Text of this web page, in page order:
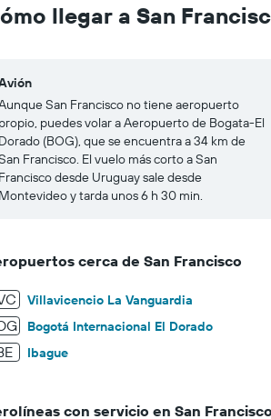
llegar a San
San Francisco no tiene aeropuerto
propio, puedes volar a Aeropuerto de Bogata-El
Dorado (BOG), que se encuentra a 34 km de
Francisco. El vuelo más corto a San
Francisco desde Uruguay sale desde
Montevideo y tarda unos 6 h 30 min.
cerca de San Francisco
Villavicencio La Vanguardia
Bogotá Internacional El Dorado
Ibague
con servicio en San Francisco